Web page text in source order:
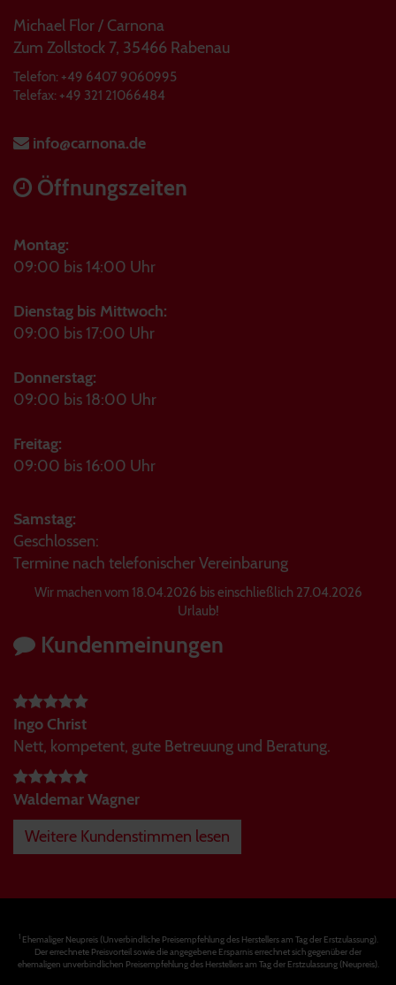
Michael Flor / Carnona
Zum Zollstock 7, 35466 Rabenau
Telefon: +49 6407 9060995
Telefax: +49 321 21066484
info@carnona.de
Öffnungszeiten
Montag:
09:00 bis 14:00 Uhr
Dienstag bis Mittwoch:
09:00 bis 17:00 Uhr
Donnerstag:
09:00 bis 18:00 Uhr
Freitag:
09:00 bis 16:00 Uhr
Samstag:
Geschlossen:
Termine nach telefonischer Vereinbarung
Wir machen vom 18.04.2026 bis einschließlich 27.04.2026
Urlaub!
Kundenmeinungen
Ingo Christ
Nett, kompetent, gute Betreuung und Beratung.
Waldemar Wagner
Weitere Kundenstimmen lesen
1Ehemaliger Neupreis (Unverbindliche Preisempfehlung des Herstellers am Tag der Erstzulassung).
Der errechnete Preisvorteil sowie die angegebene Ersparnis errechnet sich gegenüber der
ehemaligen unverbindlichen Preisempfehlung des Herstellers am Tag der Erstzulassung (Neupreis).